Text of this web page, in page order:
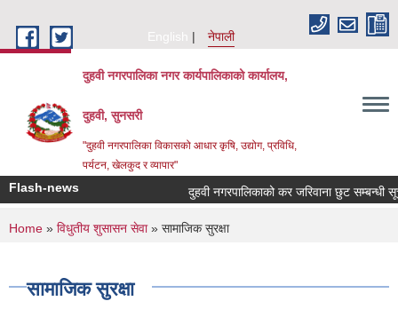
English
नेपाली
दुहवी नगरपालिका नगर कार्यपालिकाको कार्यालय,
दुहवी, सुनसरी
"दुहवी नगरपालिका विकासको आधार कृषि, उद्योग, प्रविधि,
पर्यटन, खेलकुद र व्यापार"
Flash-news दुहवी नगरपालिकाको कर जरिवाना छुट सम्बन्धी
You are here
Home » विधुतीय शुसासन सेवा» सामाजिक सुरक्षा
सामाजिक सुरक्षा